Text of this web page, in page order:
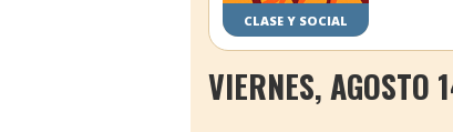
CLASE Y SOCIAL
VIERNES, AGOSTO